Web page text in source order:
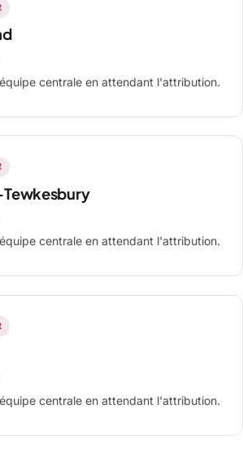
centrale en attendant l'attribution.
centrale en attendant l'attribution.
centrale en attendant l'attribution.